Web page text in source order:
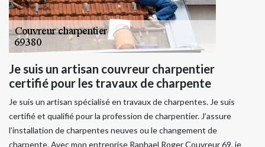
Je suis un artisan couvreur charpentier
certifié pour les travaux de charpente
Je suis un artisan spécialisé en travaux de charpentes. Je suis
certifié et qualifié pour la profession de charpentier. J’assure
l’installation de charpentes neuves ou le changement de
charpente. Avec mon entreprise Raphael Roger Couvreur 69, je